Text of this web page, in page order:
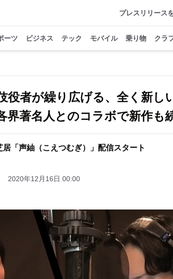
プレスリリース
ーツ ビジネス テック モバイル 乗り物 クラ
役者が繰り広げる、全く新し
界著名人とのコラボで新作も
居「声紬（こえつむぎ）」配信スタート
2020年12月16日 00:00